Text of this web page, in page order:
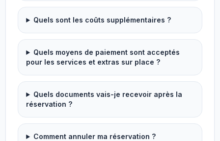
Quels sont les coûts supplémentaires ?
Quels moyens de paiement sont acceptés
pour les services et extras sur place ?
Quels documents vais-je recevoir après la
réservation ?
Comment annuler ma réservation ?